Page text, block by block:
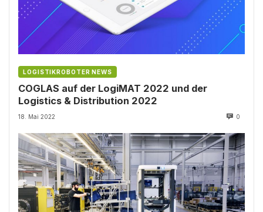
LOGISTIKROBOTER NEWS
COGLAS auf der LogiMAT 2022 und der
Logistics & Distribution 2022
18. Mai 2022 0